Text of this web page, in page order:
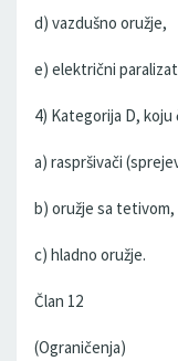
d) vazdušno oružje,
e) električni
4) Kategorija D, koju
a) raspršivači
b) oružje sa tetivom,
c) hladno oružje.
Član 12
(Ograničenja)